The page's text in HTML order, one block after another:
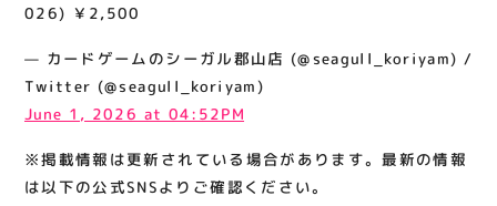
関連情報
お知らせ
プライバシーポリシー
026) ￥2,500
— カードゲームのシーガル郡山店 (@seagull_koriyam) /
Twitter (@seagull_koriyam)
June 1, 2026 at 04:52PM
※掲載情報は更新されている場合があります。最新の情報
は以下の公式SNSよりご確認ください。